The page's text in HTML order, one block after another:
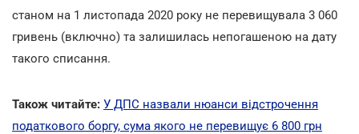
станом на 1 листопада 2020 року не перевищувала 3 060
гривень (включно) та залишилась непогашеною на дату
такого списання.
Також читайте: У ДПС назвали нюанси відстрочення
податкового боргу, сума якого не перевищує 6 800 грн